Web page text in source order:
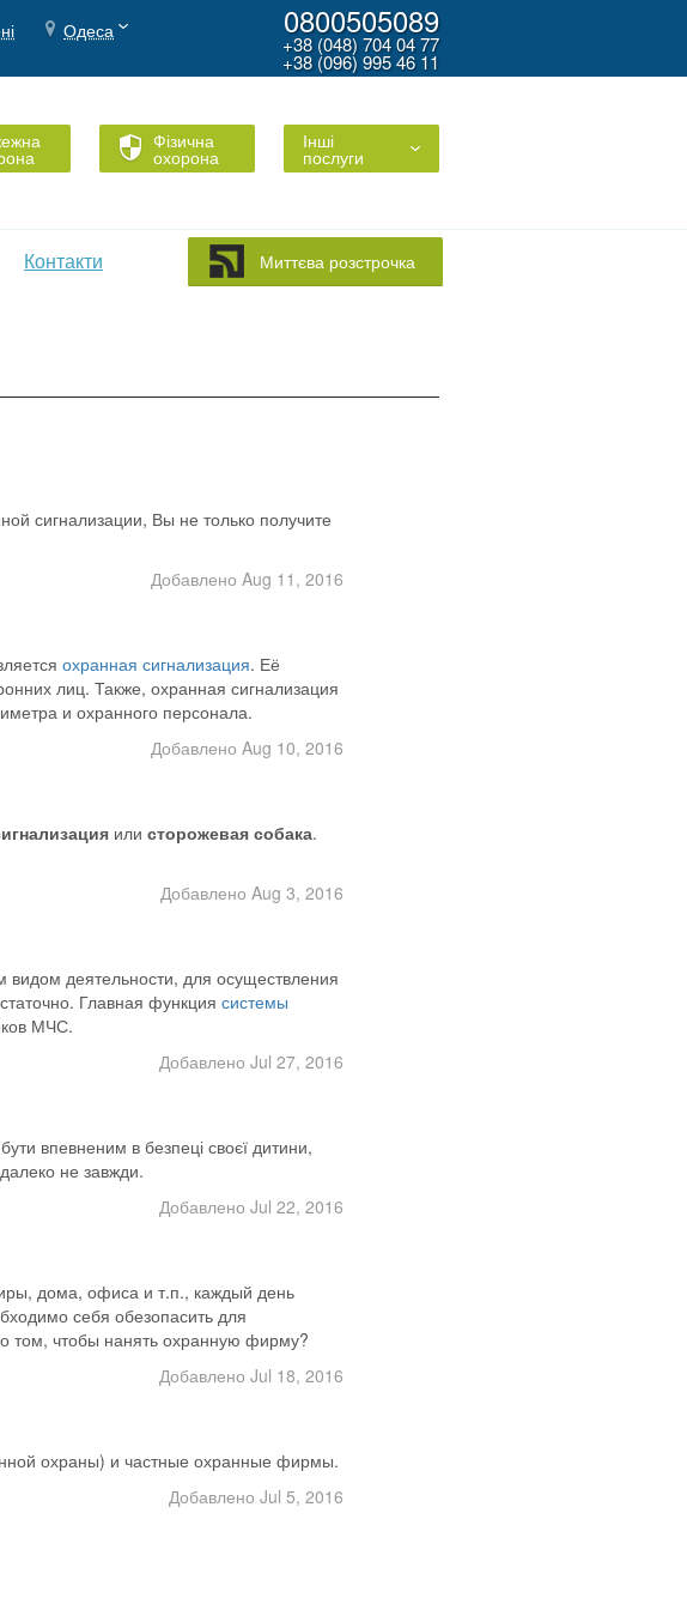
Одеса 0800505089
+38 (048) 704 04 77
+38 (096) 995 46 11
Фізична
охорона
Інші
послуги
Контакти Миттєва розстрочка
сигнализации, Вы не только получите
Добавлено Aug 11, 2016
охранная сигнализация. Её
лиц. Также, охранная сигнализация
и охранного персонала.
Добавлено Aug 10, 2016
или сторожевая собака.
Добавлено Aug 3, 2016
деятельности, для осуществления
Главная функция системы
МЧС.
Добавлено Jul 27, 2016
впевненим в безпеці своєї дитини,
не завжди.
Добавлено Jul 22, 2016
дома, офиса и т.п., каждый день
себя обезопасить для
том, чтобы нанять охранную фирму?
Добавлено Jul 18, 2016
охраны) и частные охранные фирмы.
Добавлено Jul 5, 2016